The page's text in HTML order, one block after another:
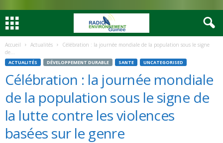
Accueil Actualités
Célébration : la journée mondiale de la population sous le signe
de...
ACTUALITÉS DÉVELOPPEMENT DURABLE SANTE UNCATEGORISED
Célébration : la journée mondiale
de la population sous le signe de
la lutte contre les violences
basées sur le genre